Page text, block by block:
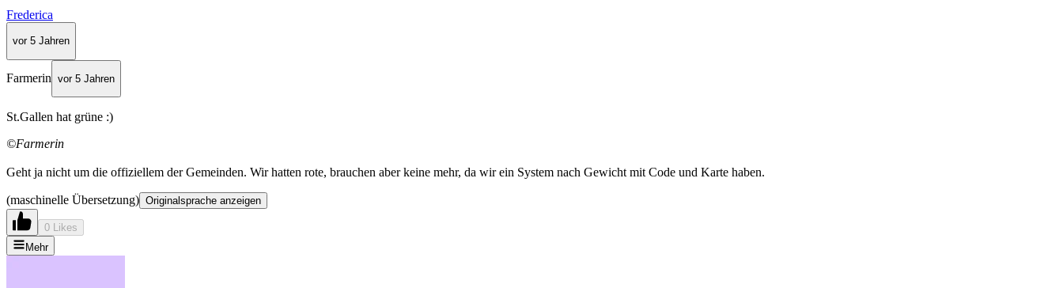
Frederica
vor 5 Jahren
Farmerin vor 5 Jahren
St.Gallen hat grüne :)
©Farmerin
Geht ja nicht um die offiziellem der Gemeinden. Wir hatten rote, brauchen aber keine mehr, da wir ein System nach Gewicht mit Code und Karte haben.
(maschinelle Übersetzung) Originalsprache anzeigen
0 Likes
Mehr